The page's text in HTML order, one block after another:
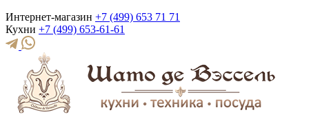
Интернет-магазин +7 (499) 653 71 71
Кухни +7 (499) 653-61-61